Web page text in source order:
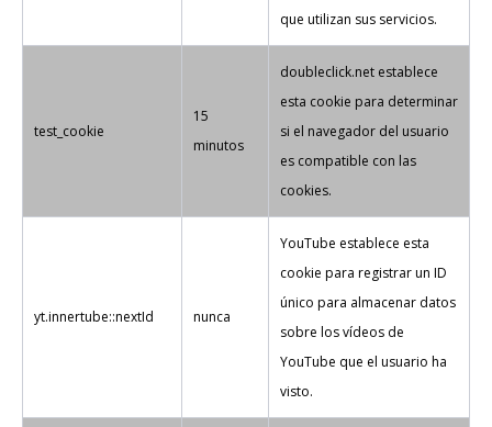
que utilizan sus servicios.
test_cookie
15
minutos
doubleclick.net establece
esta cookie para determinar
si el navegador del usuario
es compatible con las
cookies.
yt.innertube::nextId nunca
YouTube establece esta
cookie para registrar un ID
único para almacenar datos
sobre los vídeos de
YouTube que el usuario ha
visto.